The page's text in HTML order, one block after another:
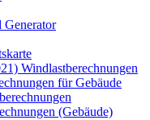
Windlastberechnungen
für Gebäude
(Gebäude)